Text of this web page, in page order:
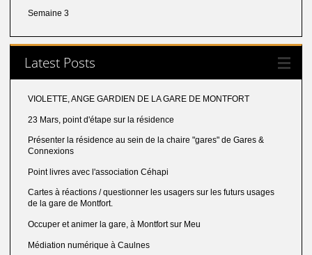
Semaine 3
Latest Posts
VIOLETTE, ANGE GARDIEN DE LA GARE DE MONTFORT
23 Mars, point d'étape sur la résidence
Présenter la résidence au sein de la chaire "gares" de Gares &
Connexions
Point livres avec l'association Céhapi
Cartes à réactions / questionner les usagers sur les futurs usages
de la gare de Montfort.
Occuper et animer la gare, à Montfort sur Meu
Médiation numérique à Caulnes